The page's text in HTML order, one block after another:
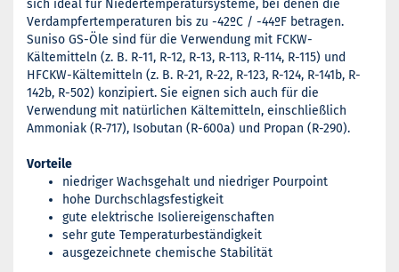
sich ideal für Niedertemperatursysteme, bei denen die
Verdampfertemperaturen bis zu -42ºC / -44ºF betragen.
Suniso GS-Öle sind für die Verwendung mit FCKW-
Kältemitteln (z. B. R-11, R-12, R-13, R-113, R-114, R-115) und
HFCKW-Kältemitteln (z. B. R-21, R-22, R-123, R-124, R-141b, R-
142b, R-502) konzipiert. Sie eignen sich auch für die
Verwendung mit natürlichen Kältemitteln, einschließlich
Ammoniak (R-717), Isobutan (R-600a) und Propan (R-290).
Vorteile
niedriger Wachsgehalt und niedriger Pourpoint
hohe Durchschlagsfestigkeit
gute elektrische Isoliereigenschaften
sehr gute Temperaturbeständigkeit
ausgezeichnete chemische Stabilität